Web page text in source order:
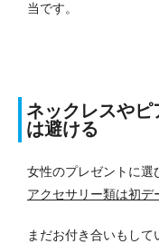
当です。
ネックレスや
は避ける
女性のプレゼントに選
アクセサリー類は初デ
まだお付き合いもし